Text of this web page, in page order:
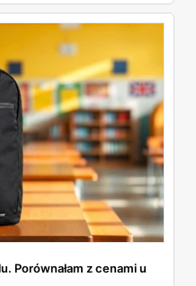
tygodniu i czy jest
się wakacje.
Porównałam z cenami u